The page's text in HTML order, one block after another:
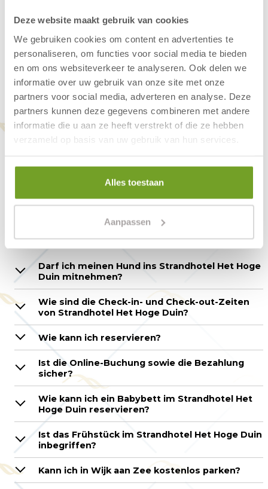
Deze website maakt gebruik van cookies
We gebruiken cookies om content en advertenties te
personaliseren, om functies voor social media te bieden
en om ons websiteverkeer te analyseren. Ook delen we
informatie over uw gebruik van onze site met onze
partners voor social media, adverteren en analyse. Deze
partners kunnen deze gegevens combineren met andere
informatie die u aan ze heeft verstrekt of die ze hebben
verzameld op basis van uw gebruik van hun services.
Alles toestaan
Aanpassen
auf die Nordsee. Der retro-schicke Stil und die
direkte Lage am Strand machen es zu einem
idealen Ziel für einen Strandurlaub oder einen
spontanen Wochenendausflug an die
niederländische Küste.
Fragen zu Arrangements
- Strandhotel Het Hoge
Darf ich meinen Hund ins Strandhotel Het Hoge
Duin mitnehmen?
Wie sind die Check-in- und Check-out-Zeiten
von Strandhotel Het Hoge Duin?
Wie kann ich reservieren?
Ist die Online-Buchung sowie die Bezahlung
sicher?
Wie kann ich ein Babybett im Strandhotel Het
Hoge Duin reservieren?
Ist das Frühstück im Strandhotel Het Hoge Duin
inbegriffen?
Kann ich in Wijk aan Zee kostenlos parken?